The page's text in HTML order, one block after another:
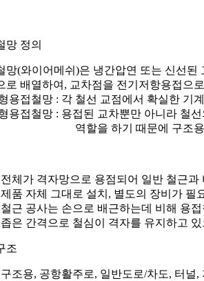
망 정의
망(와이어메쉬)은 냉간압연 또는 신선
로 배열하여, 교차점을 전기저항용접으
용접철망 : 각 철선 교점에서 확실한 기
용접철망 : 용접된 교차뿐만 아니라 철
역할을 하기 때문에 구조
전체가 격자망으로 용점되어 일반 철근과
제품 자체 그대로 설치, 별도의 장비가 필
철근 공사는 손으로 배근하는데 비해 용
좁은 간격으로 철심이 격자를 유지하고
조
구조용, 공항활주로, 일반도로/차도, 터널